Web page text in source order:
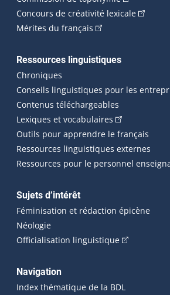
Concours de créativité lexicale(Cet
Mérites du français (Cet hyperlien
Ressources linguistiques
Chroniques
Conseils linguistiques pour les
Contenus téléchargeables
Lexiques et vocabulaires (Cet
Outils pour apprendre le français
Ressources linguistiques externes
Ressources pour le personnel
Sujets d’intérêt
Féminisation et rédaction épicène
Néologie
Officialisation linguistique(Cet
Navigation
Index thématique de la BDL